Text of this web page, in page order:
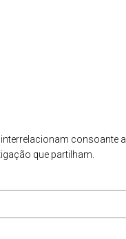
consoante a
que partilham.